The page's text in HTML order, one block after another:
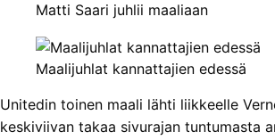
Matti Saari juhlii maaliaan
Maalijuhlat kannattajien edessä
Unitedin toinen maali lähti liikkeelle
keskiviivan takaa sivurajan tuntumasta